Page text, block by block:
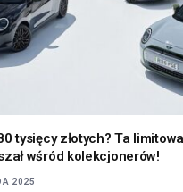
tysięcy złotych? Ta
wśród kolekcjonerów!
2025